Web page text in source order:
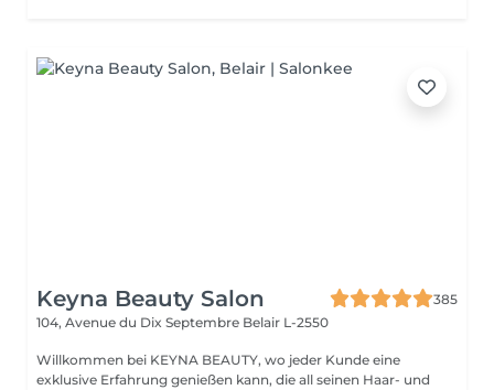
Keyna Beauty Salon
385
104, Avenue du Dix Septembre Belair L-2550
Willkommen bei KEYNA BEAUTY, wo jeder Kunde eine
exklusive Erfahrung genießen kann, die all seinen Haar- und